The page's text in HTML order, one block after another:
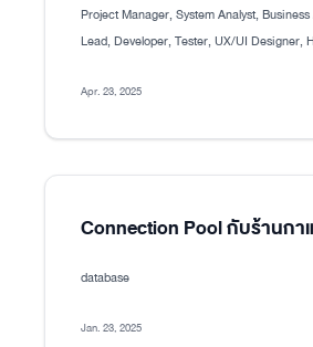
Project Manager, System Analyst,
Lead, Developer, Tester, UX/UI Designer,
Apr. 23, 2025
Connection Pool กับร้านกา
database
Jan. 23, 2025